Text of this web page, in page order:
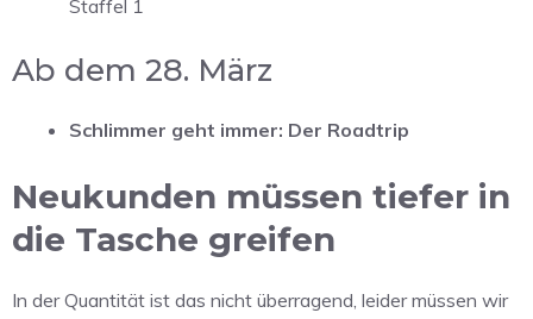
Staffel 1
Ab dem 28. März
Schlimmer geht immer: Der Roadtrip
Neukunden müssen tiefer in
die Tasche greifen
In der Quantität ist das nicht überragend, leider müssen wir